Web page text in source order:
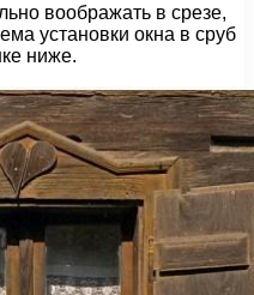
воображать в срезе,
установки окна в сруб
ниже.